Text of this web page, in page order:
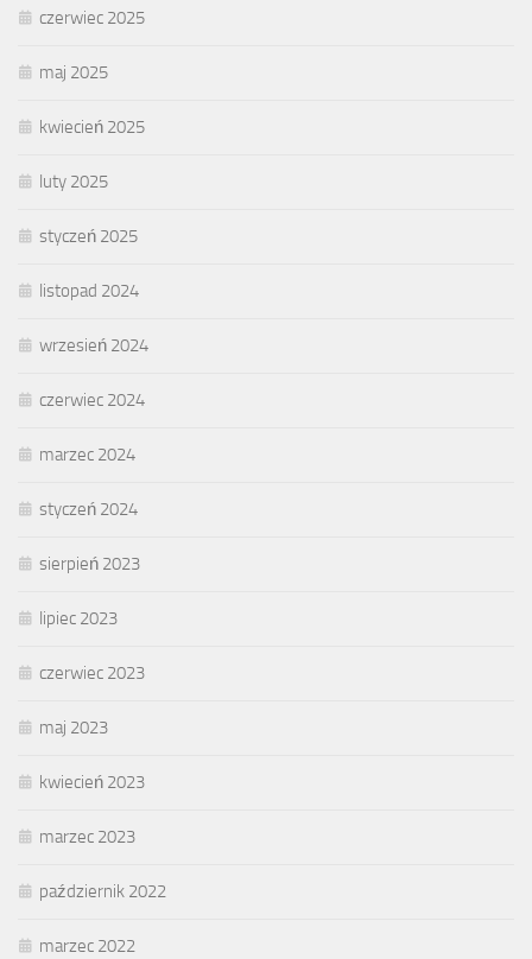
czerwiec 2025
maj 2025
kwiecień 2025
luty 2025
styczeń 2025
listopad 2024
wrzesień 2024
czerwiec 2024
marzec 2024
styczeń 2024
sierpień 2023
lipiec 2023
czerwiec 2023
maj 2023
kwiecień 2023
marzec 2023
październik 2022
marzec 2022